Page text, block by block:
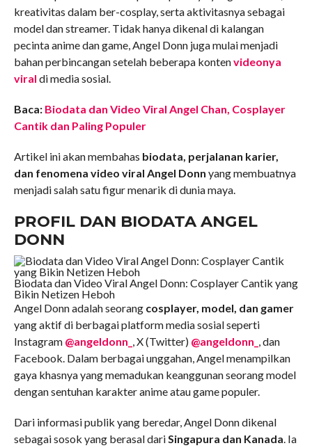
kreativitas dalam ber-cosplay, serta aktivitasnya sebagai
model dan streamer. Tidak hanya dikenal di kalangan
pecinta anime dan game, Angel Donn juga mulai menjadi
bahan perbincangan setelah beberapa kontenvideonya
viral di media sosial.
Baca: Biodata dan Video Viral Angel Chan, Cosplayer
Cantik dan Paling Populer
Artikel ini akan membahas biodata, perjalanan karier,
dan fenomena video viral Angel Donn yang membuatnya
menjadi salah satu figur menarik di dunia maya.
PROFIL DAN BIODATA ANGEL
DONN
Biodata dan Video Viral Angel Donn: Cosplayer Cantik yang
Bikin Netizen Heboh
Angel Donn adalah seorang cosplayer, model, dan gamer
yang aktif di berbagai platform media sosial seperti
Instagram @angeldonn_ , X (Twitter) @angeldonn_ , dan
Facebook. Dalam berbagai unggahan, Angel menampilkan
gaya khasnya yang memadukan keanggunan seorang model
dengan sentuhan karakter anime atau game populer.
Dari informasi publik yang beredar, Angel Donn dikenal
sebagai sosok yang berasal dariSingapura dan Kanada. Ia